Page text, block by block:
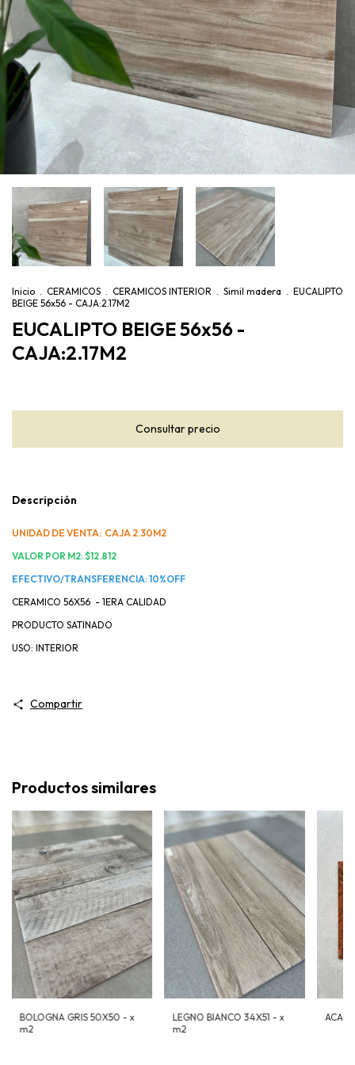
Inicio . CERAMICOS . CERAMICOS INTERIOR . Simil madera . EUCALIPTO
BEIGE 56x56 - CAJA:2.17M2
EUCALIPTO BEIGE 56x56 -
CAJA:2.17M2
Descripción
UNIDAD DE VENTA: CAJA 2.30M2
VALOR POR M2: $12.812
EFECTIVO/TRANSFERENCIA: 10%OFF
CERAMICO 56X56 - 1ERA CALIDAD
PRODUCTO SATINADO
USO: INTERIOR
Compartir
Productos similares
BOLOGNA GRIS 50X50 - x
m2
LEGNO BIANCO 34X51 - x
m2